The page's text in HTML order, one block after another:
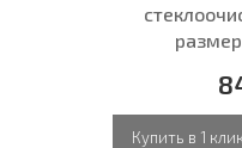
Купить в 1 клик